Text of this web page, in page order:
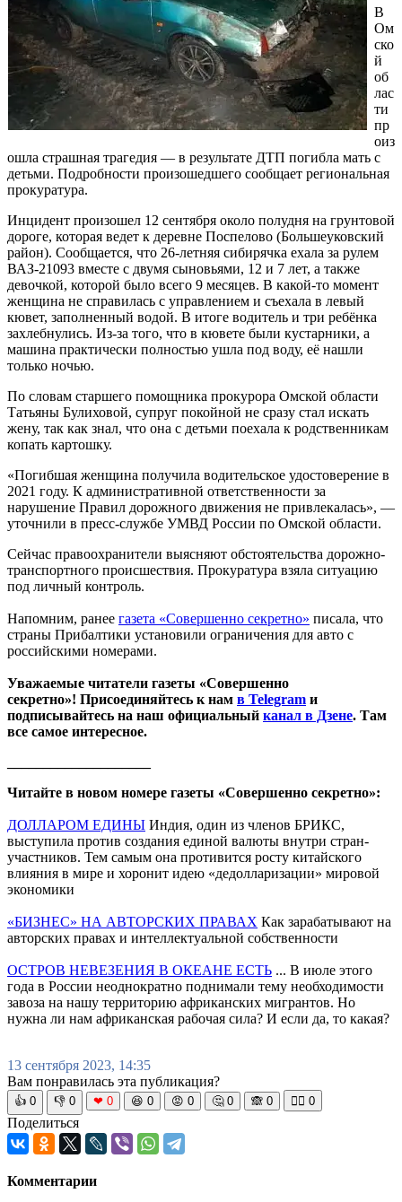
В
Ом
ско
й
об
лас
ти
пр
оиз
ошла страшная трагедия — в результате ДТП погибла мать с
детьми. Подробности произошедшего сообщает региональная
прокуратура.
Инцидент произошел 12 сентября около полудня на грунтовой
дороге, которая ведет к деревне Поспелово (Большеуковский
район). Сообщается, что 26-летняя сибирячка ехала за рулем
ВАЗ-21093 вместе с двумя сыновьями, 12 и 7 лет, а также
девочкой, которой было всего 9 месяцев. В какой-то момент
женщина не справилась с управлением и съехала в левый
кювет, заполненный водой. В итоге водитель и три ребёнка
захлебнулись. Из-за того, что в кювете были кустарники, а
машина практически полностью ушла под воду, её нашли
только ночью.
По словам старшего помощника прокурора Омской области
Татьяны Булиховой, супруг покойной не сразу стал искать
жену, так как знал, что она с детьми поехала к родственникам
копать картошку.
«Погибшая женщина получила водительское удостоверение в
2021 году. К административной ответственности за
нарушение Правил дорожного движения не привлекалась», —
уточнили в пресс-службе УМВД России по Омской области.
Сейчас правоохранители выясняют обстоятельства дорожно-
транспортного происшествия. Прокуратура взяла ситуацию
под личный контроль.
Напомним, ранее газета «Совершенно секретно» писала, что
страны Прибалтики установили ограничения для авто с
российскими номерами.
Уважаемые читатели газеты «Совершенно
секретно»! Присоединяйтесь к нам в Telegram и
подписывайтесь на наш официальный канал в Дзене. Там
все самое интересное.
Читайте в новом номере газеты «Совершенно секретно»:
ДОЛЛАРОМ ЕДИНЫ Индия, один из членов БРИКС,
выступила против создания единой валюты внутри стран-
участников. Тем самым она противится росту китайского
влияния в мире и хоронит идею «дедолларизации» мировой
экономики
«БИЗНЕС» НА АВТОРСКИХ ПРАВАХ Как зарабатывают на
авторских правах и интеллектуальной собственности
ОСТРОВ НЕВЕЗЕНИЯ В ОКЕАНЕ ЕСТЬ ... В июле этого
года в России неоднократно поднимали тему необходимости
завоза на нашу территорию африканских мигрантов. Но
нужна ли нам африканская рабочая сила? И если да, то какая?
13 сентября 2023, 14:35
Вам понравилась эта публикация?
👍 0 👎 0 ❤ 0 😆 0 😡 0 🤔 0 🙈 0 🧘‍♀️ 0
Поделиться
Комментарии